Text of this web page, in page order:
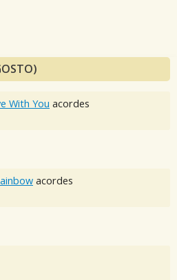
With You acordes
acordes